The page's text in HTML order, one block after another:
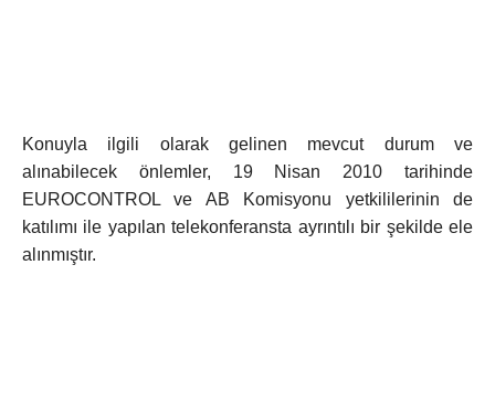
Konuyla ilgili olarak gelinen mevcut durum ve
alınabilecek önlemler, 19 Nisan 2010 tarihinde
EUROCONTROL ve AB Komisyonu yetkililerinin de
katılımı ile yapılan telekonferansta ayrıntılı bir şekilde ele
alınmıştır.